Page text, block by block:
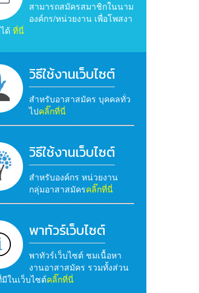
สามารถสมัครสมาชิกในนาม
องค์กร/หน่วยงาน เพื่อโพสงา
ด้ ที่นี่
วิธีใช้งานเว็บไซต์
สำหรับอาสาสมัคร บุคคลทั่ว
ไปคลิ๊กที่นี่
วิธีใช้งานเว็บไซต์
สำหรับองค์กร หน่วยงาน
กลุ่มอาสาสมัครคลิ๊กที่นี่
พาทัวร์เว็บไซต์
พาทัวร์เว็บไซต์ ชมเนื้อหา
งานอาสาสมัคร รวมทั้งส่วน
ในเว็บไซต์คลิ๊กที่นี่